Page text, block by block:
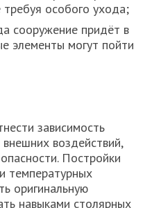
особого ухода;
сооружение придёт в
элементы могут пойти
зависимость
воздействий,
Постройки
температурных
оригинальную
навыками столярных